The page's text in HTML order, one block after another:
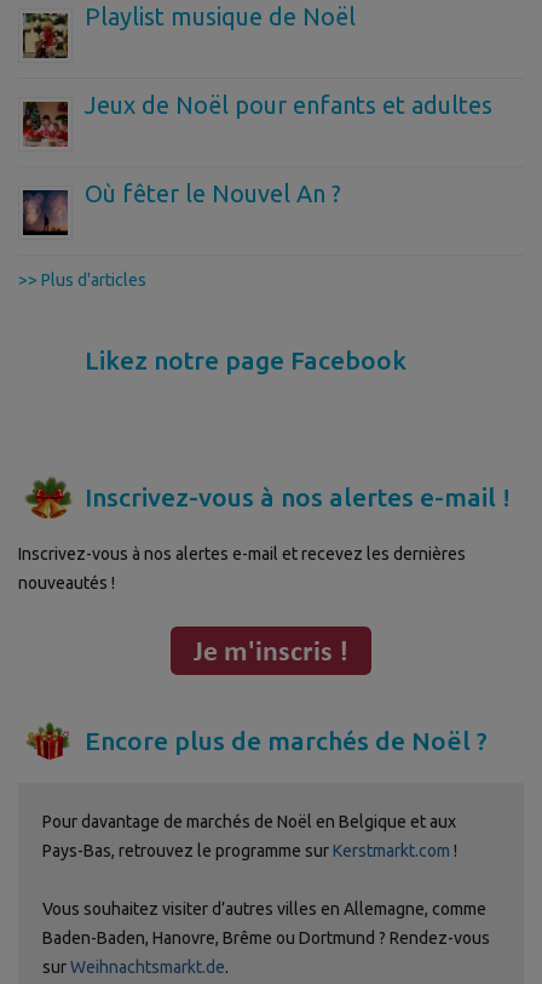
Playlist musique de Noël
Jeux de Noël pour enfants et adultes
Où fêter le Nouvel An ?
>> Plus d'articles
Likez notre page Facebook
Inscrivez-vous à nos alertes e-mail !
Inscrivez-vous à nos alertes e-mail et recevez les dernières
nouveautés !
Encore plus de marchés de Noël ?
Pour davantage de marchés de Noël en Belgique et aux
Pays-Bas, retrouvez le programme surKerstmarkt.com !
Vous souhaitez visiter d’autres villes en Allemagne, comme
Baden-Baden, Hanovre, Brême ou Dortmund ? Rendez-vous
surWeihnachtsmarkt.de.